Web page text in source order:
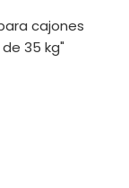
cajones
35 kg"